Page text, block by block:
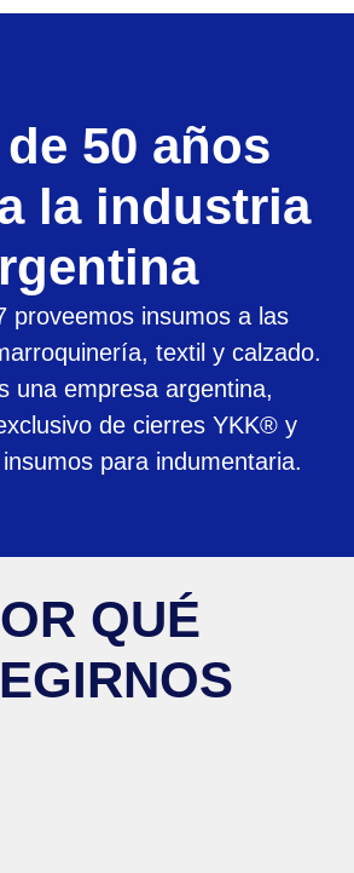
50 años
la industria
proveemos insumos a las
textil y calzado.
una empresa argentina,
de cierres YKK® y
para indumentaria.
QUÉ